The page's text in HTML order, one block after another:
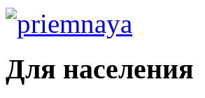
Для населения